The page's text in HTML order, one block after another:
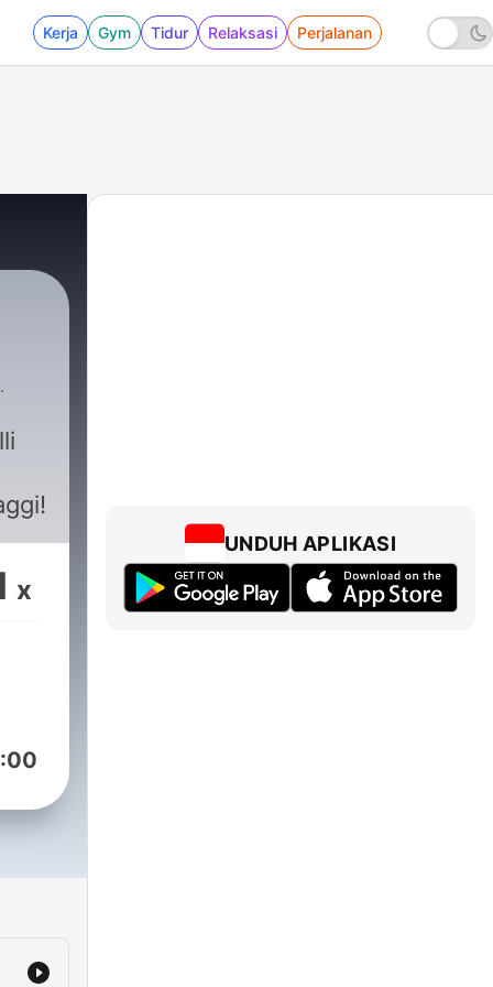
Kerja Gym Tidur Relaksasi Perjalanan
x
UNDUH APLIKASI